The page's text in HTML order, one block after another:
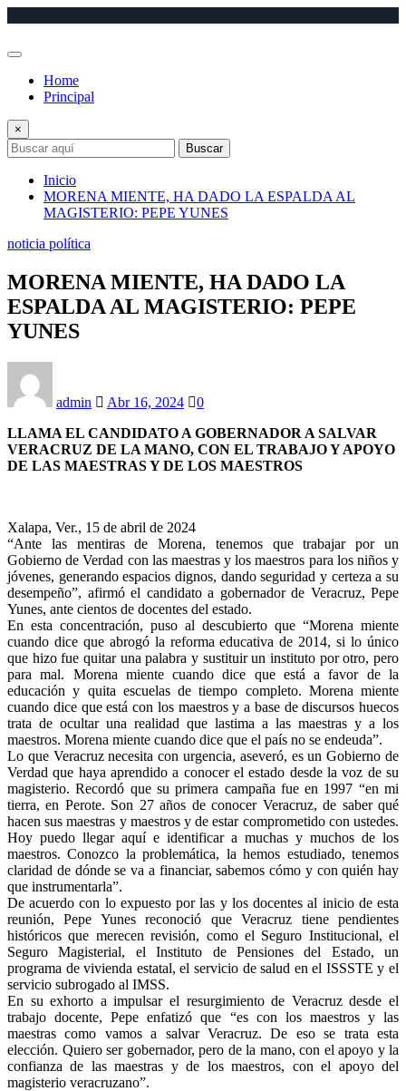
Home
Principal
×
Buscar
Inicio
MORENA MIENTE, HA DADO LA ESPALDA AL
MAGISTERIO: PEPE YUNES
noticia política
MORENA MIENTE, HA DADO LA
ESPALDA AL MAGISTERIO: PEPE
YUNES
admin Abr 16, 2024
0
LLAMA EL CANDIDATO A GOBERNADOR A SALVAR
VERACRUZ DE LA MANO, CON EL TRABAJO Y APOYO
DE LAS MAESTRAS Y DE LOS MAESTROS
Xalapa, Ver., 15 de abril de 2024
“Ante las mentiras de Morena, tenemos que trabajar por un
Gobierno de Verdad con las maestras y los maestros para los niños y
jóvenes, generando espacios dignos, dando seguridad y certeza a su
desempeño”, afirmó el candidato a gobernador de Veracruz, Pepe
Yunes, ante cientos de docentes del estado.
En esta concentración, puso al descubierto que “Morena miente
cuando dice que abrogó la reforma educativa de 2014, si lo único
que hizo fue quitar una palabra y sustituir un instituto por otro, pero
para mal. Morena miente cuando dice que está a favor de la
educación y quita escuelas de tiempo completo. Morena miente
cuando dice que está con los maestros y a base de discursos huecos
trata de ocultar una realidad que lastima a las maestras y a los
maestros. Morena miente cuando dice que el país no se endeuda”.
Lo que Veracruz necesita con urgencia, aseveró, es un Gobierno de
Verdad que haya aprendido a conocer el estado desde la voz de su
magisterio. Recordó que su primera campaña fue en 1997 “en mi
tierra, en Perote. Son 27 años de conocer Veracruz, de saber qué
hacen sus maestras y maestros y de estar comprometido con ustedes.
Hoy puedo llegar aquí e identificar a muchas y muchos de los
maestros. Conozco la problemática, la hemos estudiado, tenemos
claridad de dónde se va a financiar, sabemos cómo y con quién hay
que instrumentarla”.
De acuerdo con lo expuesto por las y los docentes al inicio de esta
reunión, Pepe Yunes reconoció que Veracruz tiene pendientes
históricos que merecen revisión, como el Seguro Institucional, el
Seguro Magisterial, el Instituto de Pensiones del Estado, un
programa de vivienda estatal, el servicio de salud en el ISSSTE y el
servicio subrogado al IMSS.
En su exhorto a impulsar el resurgimiento de Veracruz desde el
trabajo docente, Pepe enfatizó que “es con los maestros y las
maestras como vamos a salvar Veracruz. De eso se trata esta
elección. Quiero ser gobernador, pero de la mano, con el apoyo y la
confianza de las maestras y de los maestros, con el apoyo del
magisterio veracruzano”.